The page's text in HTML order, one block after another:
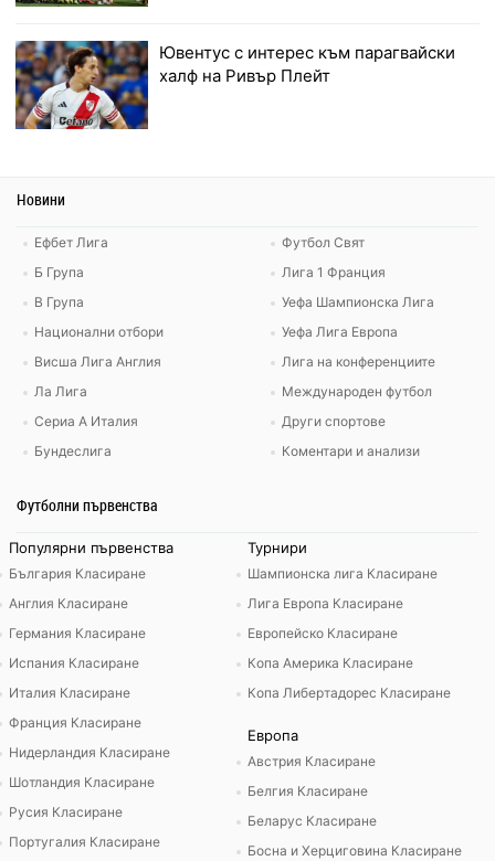
Ювентус с интерес към парагвайски
халф на Ривър Плейт
Новини
Ефбет Лига
Б Група
В Група
Национални отбори
Висша Лига Англия
Ла Лига
Сериа А Италия
Бундеслига
Футбол Свят
Лига 1 Франция
Уефа Шампионска Лига
Уефа Лига Европа
Лига на конференциите
Международен футбол
Други спортове
Коментари и анализи
Футболни първенства
Популярни първенства
България Класиране
Англия Класиране
Германия Класиране
Испания Класиране
Италия Класиране
Франция Класиране
Нидерландия Класиране
Шотландия Класиране
Русия Класиране
Португалия Класиране
Турнири
Шампионска лига Класиране
Лига Европа Класиране
Европейско Класиране
Копа Америка Класиране
Копа Либертадорес Класиране
Европа
Австрия Класиране
Белгия Класиране
Беларус Класиране
Босна и Херциговина Класиране